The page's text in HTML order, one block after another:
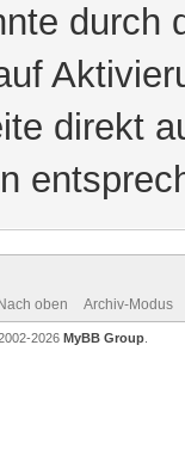
durch
direkt
Nach oben Archiv-Modus
2026 MyBB Group